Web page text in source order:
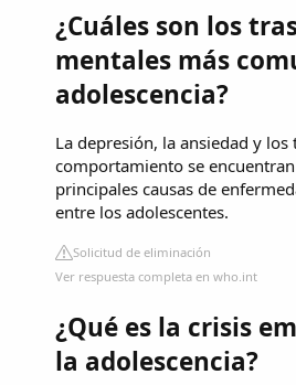
¿Cuáles son los
mentales más
adolescencia?
La depresión, la ansiedad y
comportamiento se
principales causas de
entre los adolescentes.
Solicitud de eliminación
Ver respuesta completa en who.int
¿Qué es la crisis
la adolescencia?